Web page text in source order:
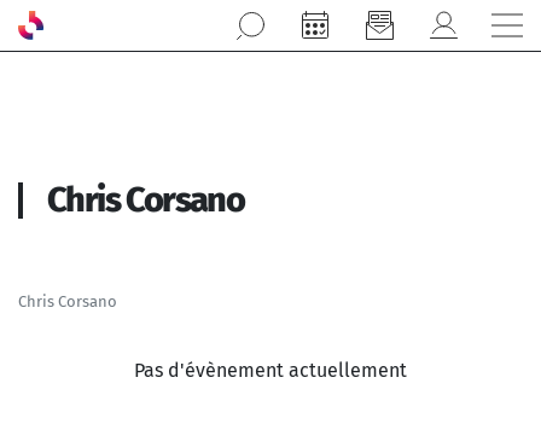
Aller au contenu principal
Chris Corsano
Chris Corsano
Pas d'évènement actuellement